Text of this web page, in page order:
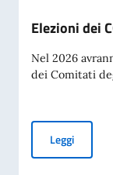
Elezioni dei
Nel 2026
dei Comitati
LeggiElezioni